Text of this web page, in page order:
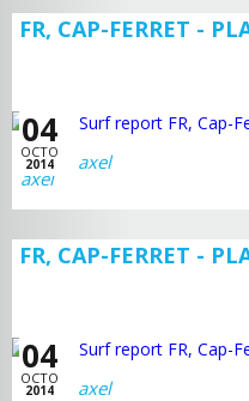
FR, CAP-FERRET -
04
OCTO
2014
axel
FR, CAP-FERRET -
04
OCTO
2014
axel